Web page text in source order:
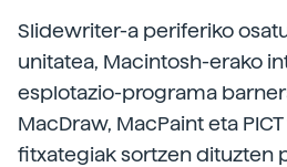
Slidewriter-a periferiko
unitatea, Macintosh-erako
esplotazio-programa
MacDraw, MacPaint eta
fitxategiak sortzen dituzten